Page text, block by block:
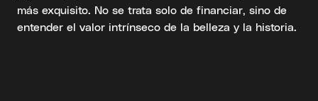
más exquisito. No se trata solo de financiar, sino de
entender el valor intrínseco de la belleza y la historia.